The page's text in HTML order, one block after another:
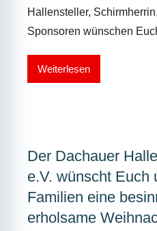
Hallensteller,
Sponsoren wünschen
Weiterlesen
Der Dachauer
e.V. wünscht Euch
Familien eine
erholsame